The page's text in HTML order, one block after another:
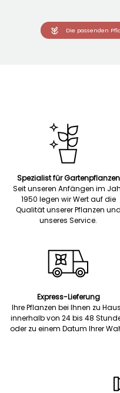
Die passenden
Spezialist für Gartenpflanzen
Seit unseren Anfängen im
1950 legen wir Wert auf die
Qualität unserer Pflanzen und
unseres Service.
Express-Lieferung
Ihre Pflanzen bei Ihnen zu
innerhalb von 24 bis 48
oder zu einem Datum Ihrer